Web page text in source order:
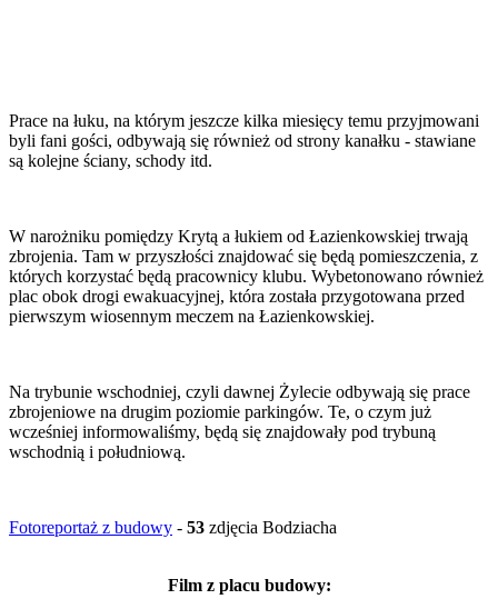
Prace na łuku, na którym jeszcze kilka miesięcy temu przyjmowani
byli fani gości, odbywają się również od strony kanałku - stawiane
są kolejne ściany, schody itd.
W narożniku pomiędzy Krytą a łukiem od Łazienkowskiej trwają
zbrojenia. Tam w przyszłości znajdować się będą pomieszczenia, z
których korzystać będą pracownicy klubu. Wybetonowano również
plac obok drogi ewakuacyjnej, która została przygotowana przed
pierwszym wiosennym meczem na Łazienkowskiej.
Na trybunie wschodniej, czyli dawnej Żylecie odbywają się prace
zbrojeniowe na drugim poziomie parkingów. Te, o czym już
wcześniej informowaliśmy, będą się znajdowały pod trybuną
wschodnią i południową.
Fotoreportaż z budowy - 53 zdjęcia Bodziacha
Film z placu budowy: